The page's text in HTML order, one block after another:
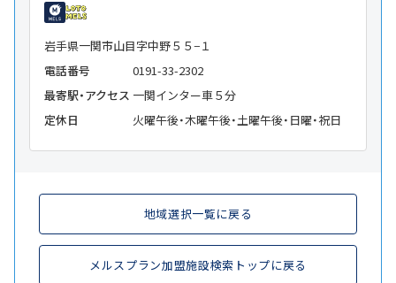
岩手県一関市山目字中野５５−１
電話番号
0191-33-2302
最寄駅・アクセス 一関インター車５分
定休日
火曜午後・木曜午後・土曜午後・日曜・祝日
地域選択一覧に戻る
メルスプラン加盟施設検索トップに戻る